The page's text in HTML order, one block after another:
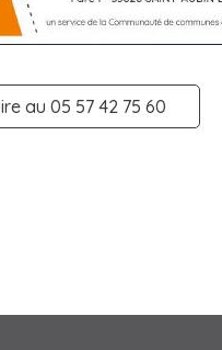
au 05 57 42 75 60